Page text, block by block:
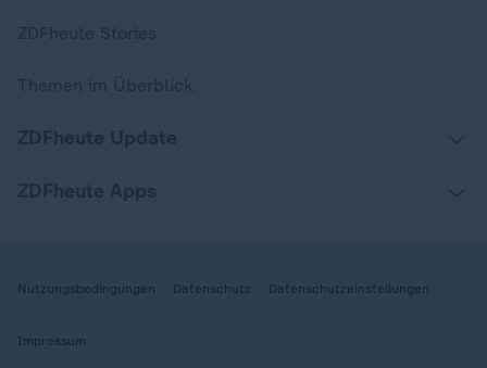
Nutzungsbedingungen Datenschutz Datenschutzeinstellungen
Impressum